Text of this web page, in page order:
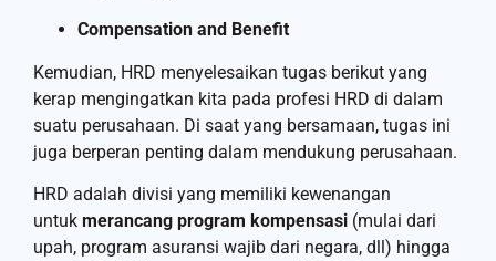
Compensation and Benefit
Kemudian, HRD menyelesaikan tugas berikut yang
kerap mengingatkan kita pada profesi HRD di dalam
suatu perusahaan. Di saat yang bersamaan, tugas ini
juga berperan penting dalam mendukung perusahaan.
HRD adalah divisi yang memiliki kewenangan
untuk merancang program kompensasi (mulai dari
upah, program asuransi wajib dari negara, dll) hingga